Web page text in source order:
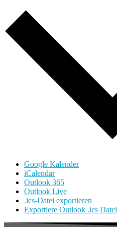
Google Kalender
iCalendar
Outlook 365
Outlook Live
.ics-Datei exportieren
Exportiere Outlook .ics Datei